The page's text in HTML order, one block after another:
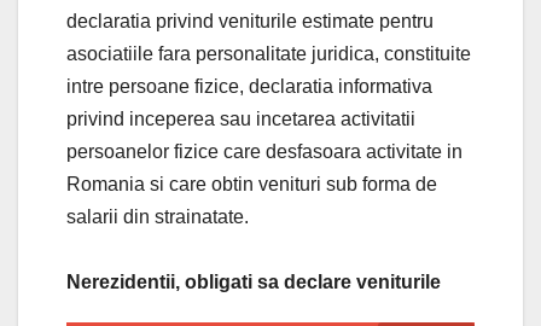
declaratia privind veniturile estimate pentru
asociatiile fara personalitate juridica, constituite
intre persoane fizice, declaratia informativa
privind inceperea sau incetarea activitatii
persoanelor fizice care desfasoara activitate in
Romania si care obtin venituri sub forma de
salarii din strainatate.
Nerezidentii, obligati sa declare veniturile